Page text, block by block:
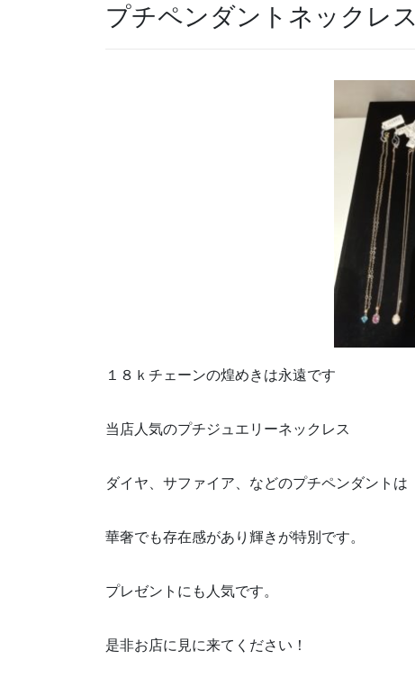
プチペンダントネックレス
１８ｋチェーンの煌めきは永遠です
当店人気のプチジュエリーネックレス
ダイヤ、サファイア、などのプチペンダントは
華奢でも存在感があり輝きが特別です。
プレゼントにも人気です。
是非お店に見に来てください！